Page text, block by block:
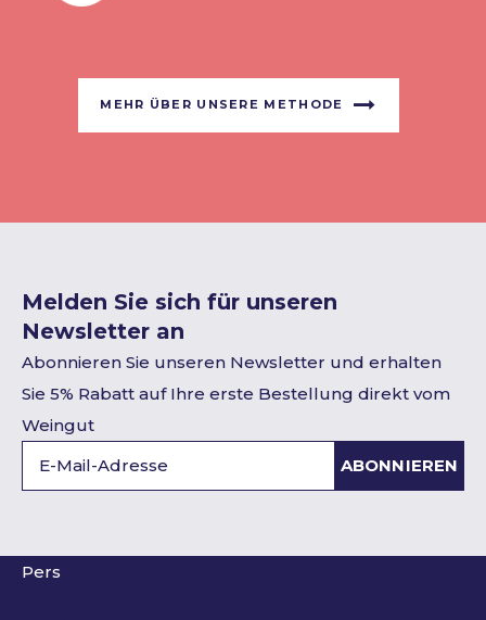
MEHR ÜBER UNSERE METHODE
Melden Sie sich für unseren
Newsletter an
Abonnieren Sie unseren Newsletter und erhalten
Sie 5% Rabatt auf Ihre erste Bestellung direkt vom
Weingut
ABONNIEREN
Pers